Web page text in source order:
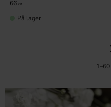
66 KR
På lager
1–60